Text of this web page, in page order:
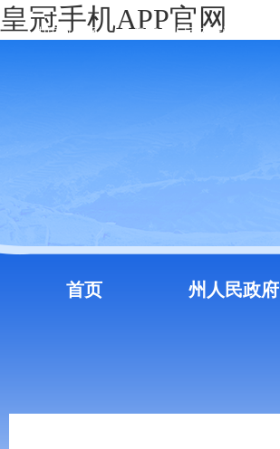
皇冠手机APP官网
中国政府网 云南省人民政府门户网站
首页 州人民政府